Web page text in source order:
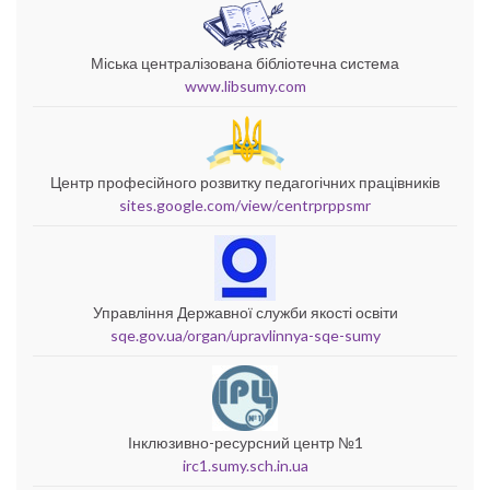
Міська централізована бібліотечна система
www.libsumy.com
Центр професійного розвитку педагогічних працівників
sites.google.com/view/centrprppsmr
Управління Державної служби якості освіти
sqe.gov.ua/organ/upravlinnya-sqe-sumy
Інклюзивно-ресурсний центр №1
irc1.sumy.sch.in.ua